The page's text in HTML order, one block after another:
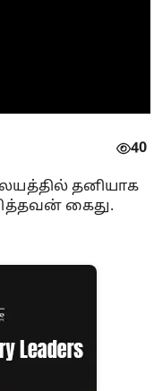
40
தனியாக
கைது.